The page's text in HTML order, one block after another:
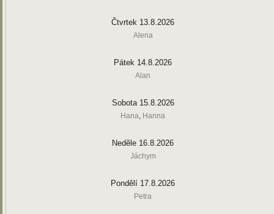
Čtvrtek 13.8.2026
Alena
Pátek 14.8.2026
Alan
Sobota 15.8.2026
Hana, Hanna
Neděle 16.8.2026
Jáchym
Pondělí 17.8.2026
Petra